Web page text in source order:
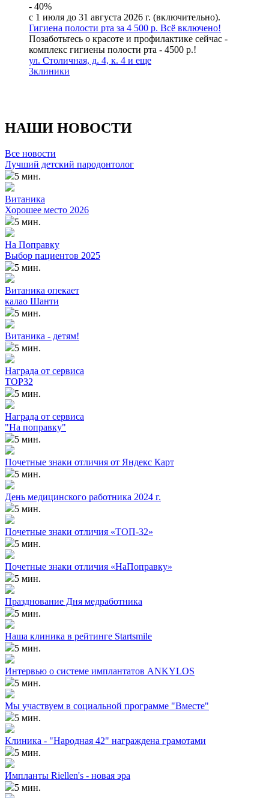
- 40%
с 1 июля до 31 августа 2026 г. (включительно).
Гигиена полости рта за 4 500 р. Всё включено!
Позаботьтесь о красоте и профилактике сейчас -
комплекс гигиены полости рта - 4500 р.!
ул. Столичная, д. 4, к. 4 и еще
3клиники
НАШИ НОВОСТИ
Все новости
Лучший детский пародонтолог
5 мин.
Витаника
Хорошее место 2026
5 мин.
На Поправку
Выбор пациентов 2025
5 мин.
Витаника опекает
калао Шанти
5 мин.
Витаника - детям!
5 мин.
Награда от сервиса
TOP32
5 мин.
Награда от сервиса
"На поправку"
5 мин.
Почетные знаки отличия от Яндекс Карт
5 мин.
День медицинского работника 2024 г.
5 мин.
Почетные знаки отличия «ТОП-32»
5 мин.
Почетные знаки отличия «НаПоправку»
5 мин.
Празднование Дня медработника
5 мин.
Наша клиника в рейтинге Startsmile
5 мин.
Интервью о системе имплантатов ANKYLOS
5 мин.
Мы участвуем в социальной программе "Вместе"
5 мин.
Клиника - "Народная 42" награждена грамотами
5 мин.
Импланты Riellen's - новая эра
5 мин.